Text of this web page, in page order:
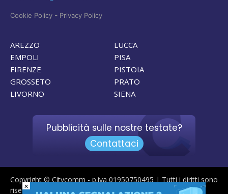
Cookie Policy - Privacy Policy
AREZZO
EMPOLI
FIRENZE
GROSSETO
LIVORNO
LUCCA
PISA
PISTOIA
PRATO
SIENA
Pubblicità sulle nostre testate?
Contattaci
Copyright © Citycomm - p.iva 01950750495 | Tutti i diritti sono
riservati
×